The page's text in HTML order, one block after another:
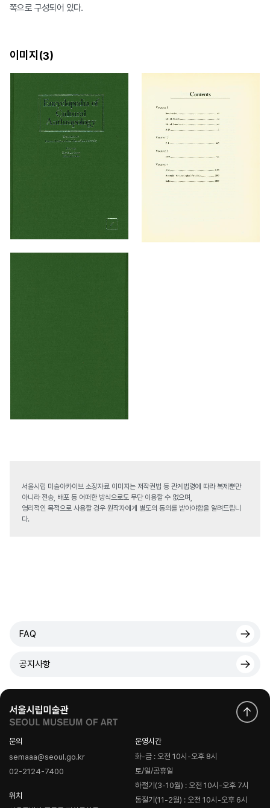
쪽으로 구성되어 있다.
이미지(3)
서울시립 미술아카이브 소장자료 이미지는 저작권법 등 관계법령에 따라 복제뿐만
아니라 전송, 배포 등 어떠한 방식으로도 무단 이용할 수 없으며,
영리적인 목적으로 사용할 경우 원작자에게 별도의 동의를 받아야함을 알려드립니
다.
FAQ
공지사항
문의
semaaa@seoul.go.kr
02-2124-7400
위치
운영시간
화-금 : 오전 10시-오후 8시
토/일/공휴일
하절기(3-10월) : 오전 10시-오후 7시
동절기(11-2월) : 오전 10시-오후 6시